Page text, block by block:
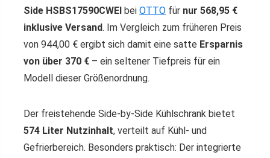
Side HSBS17590CWEI bei OTTO für nur 568,95 €
inklusive Versand. Im Vergleich zum früheren Preis
von 944,00 € ergibt sich damit eine satte Ersparnis
von über 370 € – ein seltener Tiefpreis für ein
Modell dieser Größenordnung.
Der freistehende Side-by-Side Kühlschrank bietet
574 Liter Nutzinhalt, verteilt auf Kühl- und
Gefrierbereich. Besonders praktisch: Der integrierte